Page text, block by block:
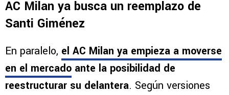
AC Milan ya busca un reemplazo de
Santi Giménez
En paralelo, el AC Milan ya empieza a moverse
en el mercado ante la posibilidad de
reestructurar su delantera. Según versiones